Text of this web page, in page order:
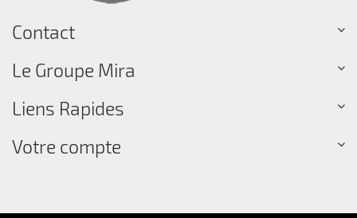
Contact
Le Groupe Mira
Liens Rapides
Votre compte